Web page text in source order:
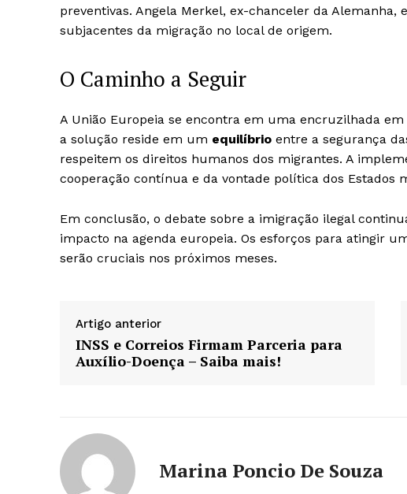
preventivas. Angela Merkel, ex-chanceler da
subjacentes da migração no local de origem.
O Caminho a Seguir
A União Europeia se encontra em uma encruzilhada
a solução reside em um equilíbrio entre a segurança
respeitem os direitos humanos dos migrantes. A
cooperação contínua e da vontade política dos Estados
Em conclusão, o debate sobre a imigração ilegal
impacto na agenda europeia. Os esforços para atingir
serão cruciais nos próximos meses.
Artigo anterior
INSS e Correios Firmam Parceria para
Auxílio-Doença – Saiba mais!
Marina Poncio De Souza